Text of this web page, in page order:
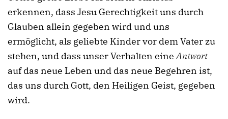
erkennen, dass Jesu Gerechtigkeit uns durch
Glauben allein gegeben wird und uns
ermöglicht, als geliebte Kinder vor dem Vater zu
stehen, und dass unser Verhalten eineAntwort
auf das neue Leben und das neue Begehren ist,
das uns durch Gott, den Heiligen Geist, gegeben
wird.